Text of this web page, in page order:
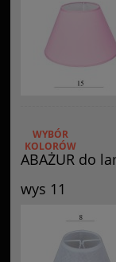
ABAŻUR do
wys 11
WYBÓR
KOLORÓW